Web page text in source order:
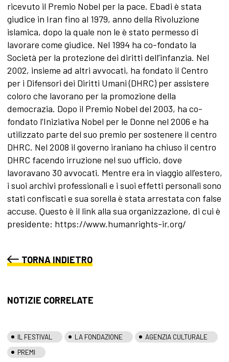
ricevuto il Premio Nobel per la pace. Ebadi è stata
giudice in Iran fino al 1979, anno della Rivoluzione
islamica, dopo la quale non le è stato permesso di
lavorare come giudice. Nel 1994 ha co-fondato la
Società per la protezione dei diritti dell’infanzia. Nel
2002, insieme ad altri avvocati, ha fondato il Centro
per i Difensori dei Diritti Umani (DHRC) per assistere
coloro che lavorano per la promozione della
democrazia. Dopo il Premio Nobel del 2003, ha co-
fondato l’Iniziativa Nobel per le Donne nel 2006 e ha
utilizzato parte del suo premio per sostenere il centro
DHRC. Nel 2008 il governo iraniano ha chiuso il centro
DHRC facendo irruzione nel suo ufficio, dove
lavoravano 30 avvocati. Mentre era in viaggio all’estero,
i suoi archivi professionali e i suoi effetti personali sono
stati confiscati e sua sorella è stata arrestata con false
accuse. Questo è il link alla sua organizzazione, di cui è
presidente: https://www.humanrights-ir.org/
TORNA INDIETRO
NOTIZIE CORRELATE
IL FESTIVAL LA FONDAZIONE
AGENZIA CULTURALE
PREMI